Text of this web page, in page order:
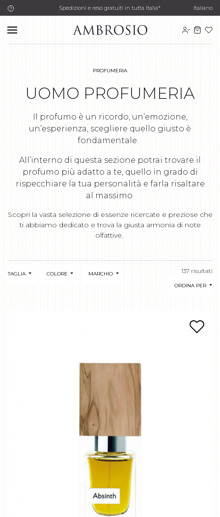
Spedizioni e reso gratuiti in tutta Italia* Italiano
PROFUMERIA
UOMO PROFUMERIA
Il profumo è un ricordo, un’emozione,
un’esperienza, scegliere quello giusto è
fondamentale.
All’interno di questa sezione potrai trovare il
profumo più adatto a te, quello in grado di
rispecchiare la tua personalità e farla risaltare
al massimo.
Scopri la vasta selezione di essenze ricercate e preziose che
ti abbiamo dedicato e trova la giusta armonia di note
olfattive.
TAGLIA COLORE MARCHIO 137 risultati
ORDINA PER